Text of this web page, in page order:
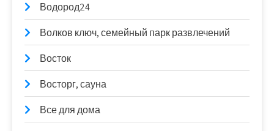
Водород24
Волков ключ, семейный парк развлечений
Восток
Восторг, сауна
Все для дома